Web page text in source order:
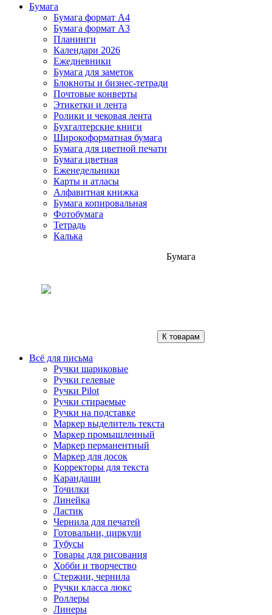
Бумага
Бумага формат А4
Бумага формат А3
Планинги
Календари 2026
Ежедневники
Бумага для заметок
Блокноты и бизнес-тетради
Почтовые конверты
Этикетки и лента
Ролики и чековая лента
Бухгалтерские книги
Широкоформатная бумага
Бумага для цветной печати
Бумага цветная
Еженедельники
Карты и атласы
Алфавитная книжка
Бумага копировальная
Фотобумага
Тетрадь
Калька
Бумага
К товарам
Всё для письма
Ручки шариковые
Ручки гелевые
Ручки Pilot
Ручки стираемые
Ручки на подставке
Маркер выделитель текста
Маркер промышленный
Маркер перманентный
Маркер для досок
Корректоры для текста
Карандаши
Точилки
Линейка
Ластик
Чернила для печатей
Готовальни, циркули
Тубусы
Товары для рисования
Хобби и творчество
Стержни, чернила
Ручки класса люкс
Роллеры
Линеры